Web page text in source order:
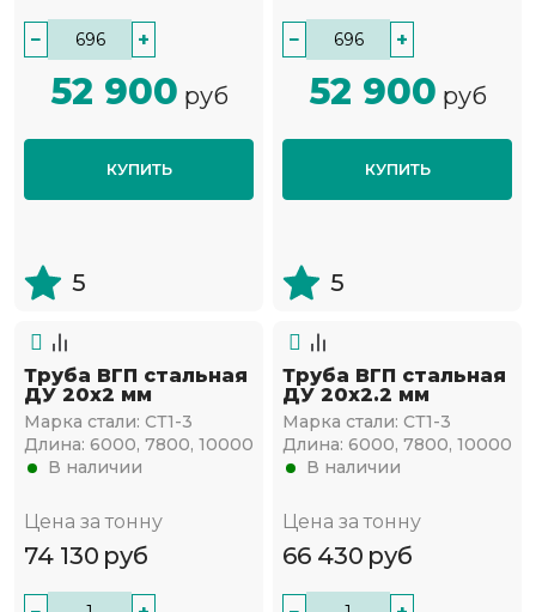
− +
52 900 руб
КУПИТЬ
5
− +
52 900 руб
КУПИТЬ
5
Труба ВГП стальная
ДУ 20х2 мм
Марка стали: СТ1-3
Длина: 6000, 7800, 10000
В наличии
Цена за тонну
74 130 руб
Труба ВГП стальная
ДУ 20х2.2 мм
Марка стали: СТ1-3
Длина: 6000, 7800, 10000
В наличии
Цена за тонну
66 430 руб